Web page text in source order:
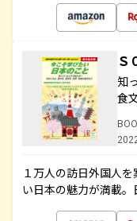
Ｓ
知
食
１万人の訪日外国人
い日本の魅力が満載。